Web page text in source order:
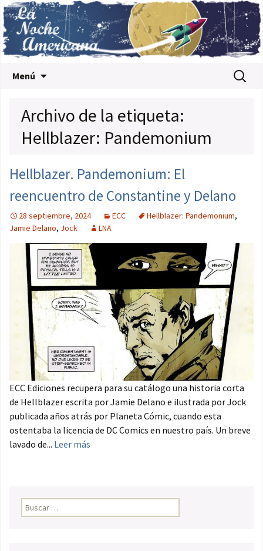
Menú Buscar:
Archivo de la etiqueta:
Hellblazer: Pandemonium
Hellblazer. Pandemonium: El
reencuentro de Constantine y Delano
28 septiembre, 2024 ECC Hellblazer: Pandemonium,
Jamie Delano, Jock LNA
ECC Ediciones recupera para su catálogo una historia corta
de Hellblazer escrita por Jamie Delano e ilustrada por Jock
publicada años atrás por Planeta Cómic, cuando esta
ostentaba la licencia de DC Comics en nuestro país. Un breve
lavado de... Leer más
Buscar: